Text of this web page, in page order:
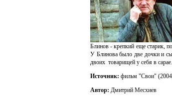
Блинов - крепкий еще старик,
У Блинова было две дочки и
двоих товарищей у себя в сарае.
Источник: фильм "Свои"
Автор: Дмитрий Месхиев